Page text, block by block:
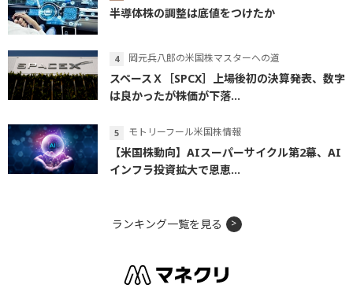
半導体株の調整は底値をつけたか
岡元兵八郎の米国株マスターへの道
スペースＸ［SPCX］上場後初の決算発表、数字
は良かったが株価が下落...
モトリーフール米国株情報
【米国株動向】AIスーパーサイクル第2幕、AI
インフラ投資拡大で恩恵...
ランキング一覧を見る